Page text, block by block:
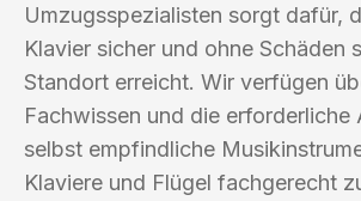
Umzugsspezialisten sorgt dafür,
Klavier sicher und ohne Schäden
Standort erreicht. Wir verfügen
Fachwissen und die erforderliche
selbst empfindliche
Klaviere und Flügel fachgerecht